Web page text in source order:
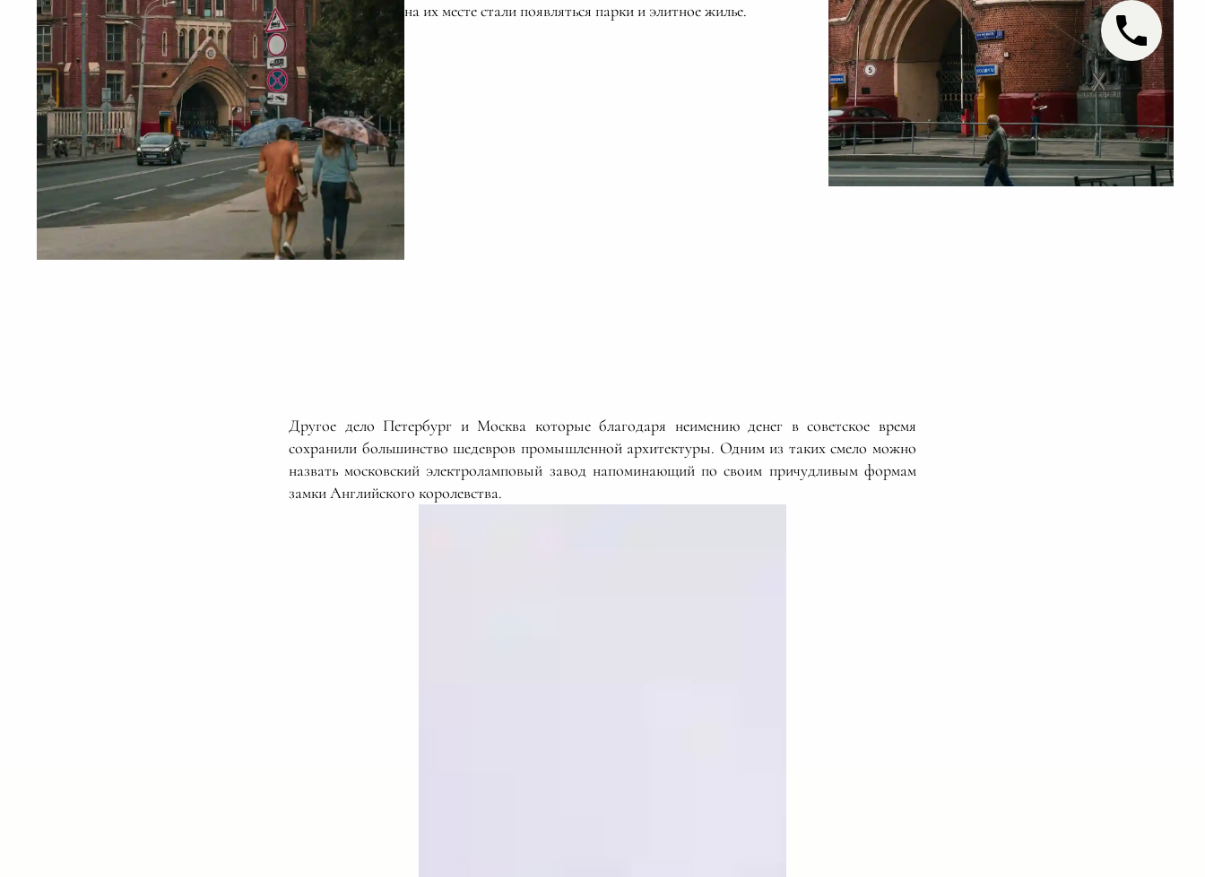
на их месте стали появляться парки и элитное жилье.
Другое дело Петербург и Москва которые благодаря неимению денег в советское время
сохранили большинство шедевров промышленной архитектуры. Одним из таких смело можно
назвать московский электроламповый завод напоминающий по своим причудливым формам
замки Английского королевства.